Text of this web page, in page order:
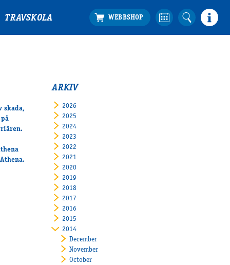
TRAVSKOLA
skada,
ARKIV
2026
2025
2024
2023
2022
2021
2020
2019
2018
2017
2016
2015
2014
December
November
October